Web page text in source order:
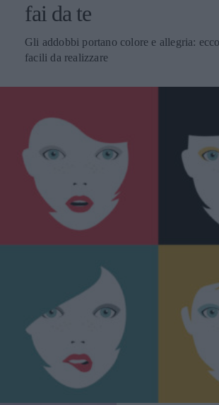
fai da te
Gli addobbi portano colore e allegria:
facili da realizzare